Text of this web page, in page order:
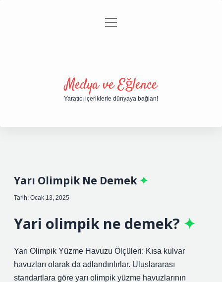
Gizlilik Politikası
menüyü
Medya ve Eğlence
Yaratıcı içeriklerle dünyaya bağlan!
Yarı Olimpik Ne Demek
Tarih: Ocak 13, 2025
Yari olimpik ne demek?
Yarı Olimpik Yüzme Havuzu Ölçüleri: Kısa kulvar
havuzları olarak da adlandırılırlar. Uluslararası
standartlara göre yarı olimpik yüzme havuzlarının